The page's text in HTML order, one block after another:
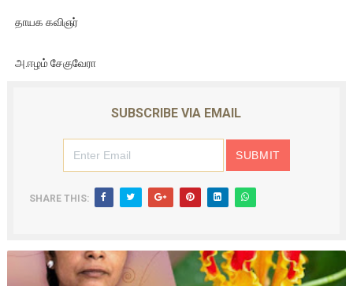
தாயக கவிஞர்
அ.ஈழம் சேகுவேரா
SUBSCRIBE VIA EMAIL
SHARE THIS: